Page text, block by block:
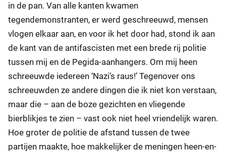
in de pan. Van alle kanten kwamen
tegendemonstranten, er werd geschreeuwd, mensen
vlogen elkaar aan, en voor ik het door had, stond ik aan
de kant van de antifascisten met een brede rij politie
tussen mij en de Pegida-aanhangers. Om mij heen
schreeuwde iedereen ‘Nazi’s raus!’ Tegenover ons
schreeuwden ze andere dingen die ik niet kon verstaan,
maar die – aan de boze gezichten en vliegende
bierblikjes te zien – vast ook niet heel vriendelijk waren.
Hoe groter de politie de afstand tussen de twee
partijen maakte, hoe makkelijker de meningen heen-en-